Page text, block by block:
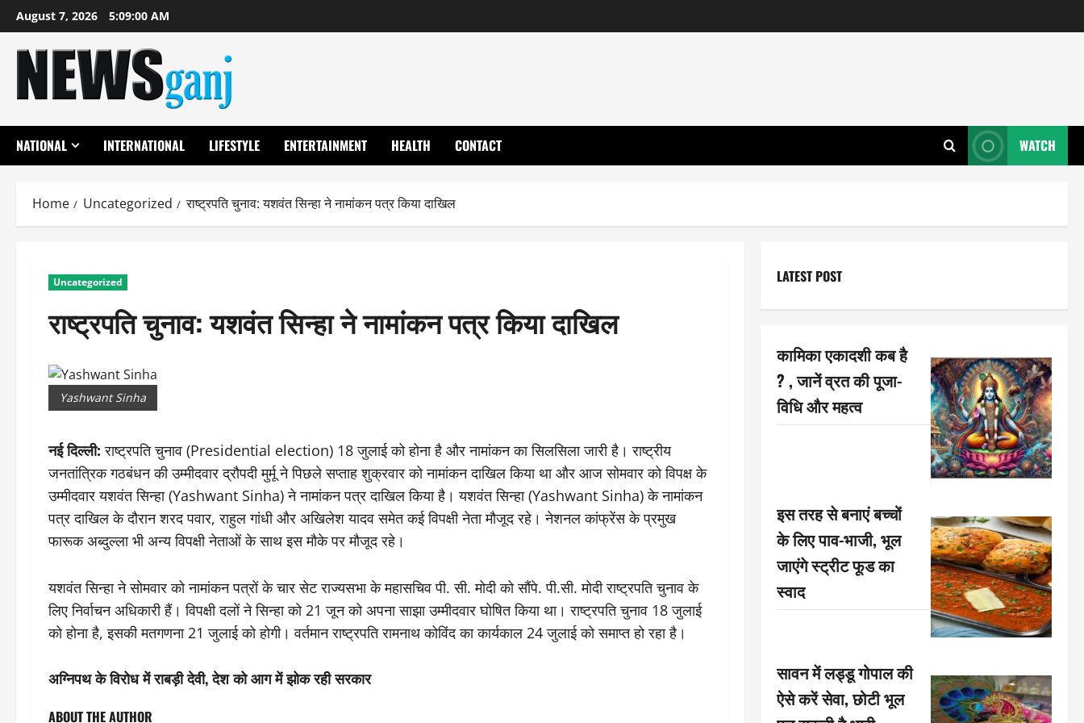
Skip
to
content
August 7, 2026 5:09:01 AM
NATIONAL INTERNATIONAL LIFESTYLE ENTERTAINMENT HEALTH CONTACT WATCH
Home Uncategorized राष्ट्रपति चुनाव: यशवंत सिन्हा ने नामांकन पत्र किया दाखिल
Uncategorized
राष्ट्रपति चुनाव: यशवंत सिन्हा ने नामांकन पत्र किया दाखिल
Yashwant Sinha
नई दिल्ली: राष्ट्रपति चुनाव (Presidential election) 18 जुलाई को होना है और नामांकन का सिलसिला जारी है। राष्ट्रीय
जनतांत्रिक गठबंधन की उम्मीदवार द्रौपदी मुर्मू ने पिछले सप्ताह शुक्रवार को नामांकन दाखिल किया था और आज सोमवार को विपक्ष के
उम्मीदवार यशवंत सिन्हा (Yashwant Sinha) ने नामांकन पत्र दाखिल किया है। यशवंत सिन्हा (Yashwant Sinha) के नामांकन
पत्र दाखिल के दौरान शरद पवार, राहुल गांधी और अखिलेश यादव समेत कई विपक्षी नेता मौजूद रहे। नेशनल कांफ्रेंस के प्रमुख
फारूक अब्दुल्ला भी अन्य विपक्षी नेताओं के साथ इस मौके पर मौजूद रहे।
यशवंत सिन्हा ने सोमवार को नामांकन पत्रों के चार सेट राज्यसभा के महासचिव पी. सी. मोदी को सौंपे. पी.सी. मोदी राष्ट्रपति चुनाव के
लिए निर्वाचन अधिकारी हैं। विपक्षी दलों ने सिन्हा को 21 जून को अपना साझा उम्मीदवार घोषित किया था। राष्ट्रपति चुनाव 18 जुलाई
को होना है, इसकी मतगणना 21 जुलाई को होगी। वर्तमान राष्ट्रपति रामनाथ कोविंद का कार्यकाल 24 जुलाई को समाप्त हो रहा है।
अग्निपथ के विरोध में राबड़ी देवी, देश को आग में झोक रही सरकार
ABOUT THE AUTHOR
LATEST POST
कामिका एकादशी कब है
? , जानें व्रत की पूजा-
विधि और महत्व
इस तरह से बनाएं बच्चों
के लिए पाव-भाजी, भूल
जाएंगे स्ट्रीट फूड का
स्वाद
सावन में लड्डू गोपाल की
ऐसे करें सेवा, छोटी भूल